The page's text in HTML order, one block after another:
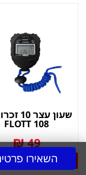
השאירו
שעון עצר
FLOTT 108
49
₪
הוספה לסל